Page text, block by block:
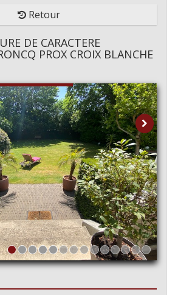
Retour
DE CARACTERE
PROX CROIX BLANCHE